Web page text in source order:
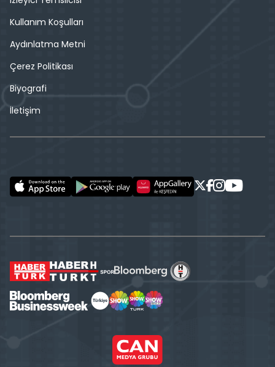
Kullanım Koşulları
Aydınlatma Metni
Çerez Politikası
Biyografi
İletişim